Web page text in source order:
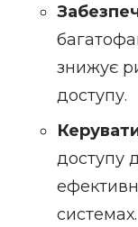
знижує
доступу.
доступу
системах.